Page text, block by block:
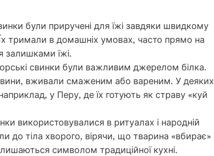
були приручені для їжі завдяки швидкому
тримали в домашніх умовах, часто прямо на
залишками їжі.
свинки були важливим джерелом білка.
вживали смаженим або вареним. У деяких
у Перу, де їх готують як страву «куй
використовувалися в ритуалах і народній
до тіла хворого, вірячи, що тварина «вбирає»
символом традиційної кухні.